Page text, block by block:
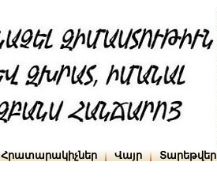
Հրատարակիչներ Վայր Տարեթվեր